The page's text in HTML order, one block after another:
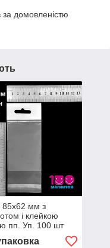
домовленістю
85х62 мм з
і клейкою
пп. Уп. 100 шт